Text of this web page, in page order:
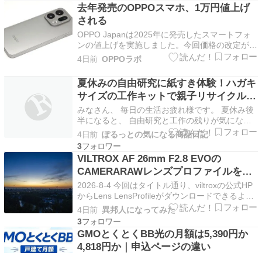
ススメのスパをご紹介します！ どこのスパに行
こうかな…
去年発売のOPPOスマホ、1万円値上げ
される
OPPO Japanは2025年に発売したスマートフォ
ンの値上げを実施しました。今回価格の改定が行
われたのは「OPPO Find X9」となっていて、従
来の値段から1万円の引き上げとなっています。
オッポがスマホの値上げを行うのはこれが2度目
で、さらに価格の引き上げられる機種が…
4日前 OPPOラボ
夏休みの自由研究に紙すき体験！ハガキ
サイズの工作キットで親子リサイクル工
作をしたい
みなさん、 毎日の生活お疲れ様です。 夏休み後
半になると、 自由研究と工作の残りが気になっ
てくる、 ぽるっとです！ 夏休みの宿題って、 ド
リルや読書感想文だけでは終わりません。 自由
研究、 自由工作、 絵日記、 調べ学習。 子ども3
人分となると、 進み具合を確認するだけでもな
か…
4日前 ぽるっとの気になる商品日記
3
VILTROX AF 26mm F2.8 EVOの
CAMERARAWレンズプロファイルを入
れてみました。
2026-8-4 今回はタイトル通り、viltroxの公式HP
からLens LensProfileがダウンロードできるよう
なのでダウンロードして設置してみました。 こ
のレンズ小ささが気に入ってます。α7R4につけ
てもこのコンパクトさです。常時接続レンズにな
りつつあります。 プロ…
4日前 異邦人になってみた
3
GMOとくとくBB光の月額は5,390円か
4,818円か｜申込ページの違い